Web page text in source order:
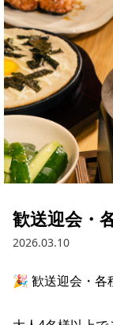
歓送迎会・
2026.03.10
🎉 歓送迎会・各